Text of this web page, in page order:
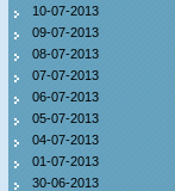
10-07-2013
09-07-2013
08-07-2013
07-07-2013
06-07-2013
05-07-2013
04-07-2013
01-07-2013
30-06-2013